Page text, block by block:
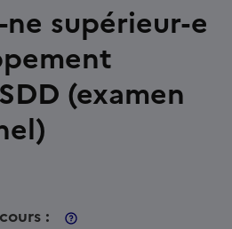
supérieur-e
(examen
: